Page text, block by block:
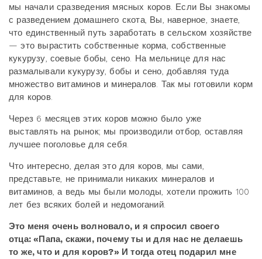
мы начали сразведения мясных коров. Если Вы знакомы
с разведением домашнего скота, Вы, наверное, знаете,
что единственный путь заработать в сельском хозяйстве
— это вырастить собственные корма, собственные
кукурузу, соевые бобы, сено. На мельнице для нас
размалывали кукурузу, бобы и сено, добавляя туда
множество витаминов и минералов. Так мы готовили корм
для коров.
Через 6 месяцев этих коров можно было уже
выставлять на рынок; мы производили отбор, оставляя
лучшее поголовье для себя.
Что интересно, делая это для коров, мы сами,
представьте, не принимали никаких минералов и
витаминов, а ведь мы были молоды, хотели прожить 100
лет без всяких болей и недомоганий.
Это меня очень волновало, и я спросил своего
отца: «Папа, скажи, почему ты и для нас не делаешь
то же, что и для коров?» И тогда отец подарил мне